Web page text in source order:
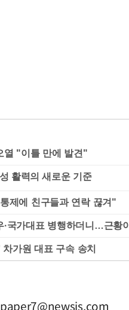
열 "이틀 만에 발견"
제에 친구들과 연락 끊겨"
·국가대표 병행하더니…근황이
가원 대표 구속 송치